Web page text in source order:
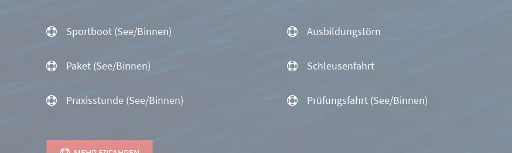
Sportboot (See/Binnen)
Paket (See/Binnen)
Praxisstunde (See/Binnen)
Ausbildungstörn
Schleusenfahrt
Prüfungsfahrt (See/Binnen)